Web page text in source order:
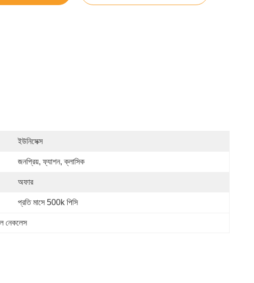
ইউনিসেক্স
জনপ্রিয়, ফ্যাশন, ক্লাসিক
অফার
প্রতি মাসে 500k পিসি
নেকলেস